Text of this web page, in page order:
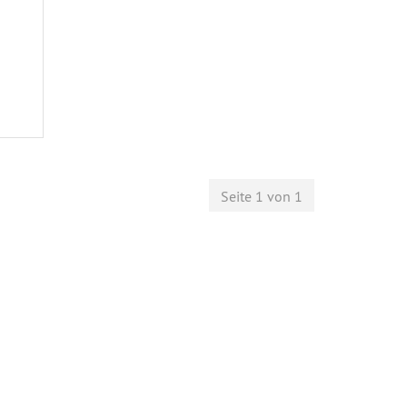
Seite 1 von 1